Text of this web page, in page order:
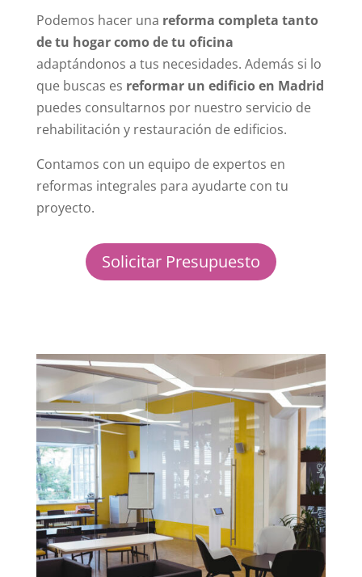
Podemos hacer una reforma completa tanto
de tu hogar como de tu oficina
adaptándonos a tus necesidades. Además si lo
que buscas es reformar un edificio en Madrid
puedes consultarnos por nuestro servicio de
rehabilitación y restauración de edificios.
Contamos con un equipo de expertos en
reformas integrales para ayudarte con tu
proyecto.
Solicitar Presupuesto